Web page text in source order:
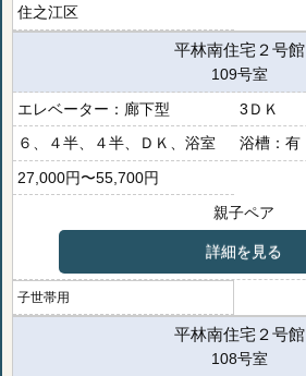
住之江区
平林南住宅２号館
109号室
廊下型
3ＤＫ
６、４半、４半、ＤＫ、浴室
有
27,000円〜55,700円
親子ペア
詳細を見る
子世帯用
平林南住宅２号館
108号室